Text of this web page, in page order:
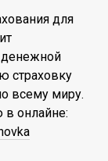
для
страховку
всему миру.
онлайне: